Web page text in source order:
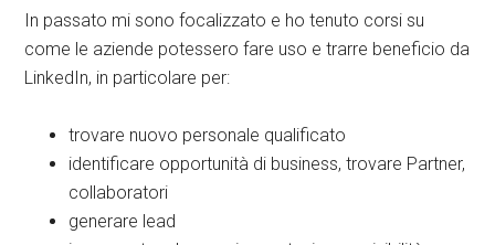
In passato mi sono focalizzato e ho tenuto corsi su
come le aziende potessero fare uso e trarre beneficio da
LinkedIn, in particolare per:
trovare nuovo personale qualificato
identificare opportunità di business, trovare Partner,
collaboratori
generare lead